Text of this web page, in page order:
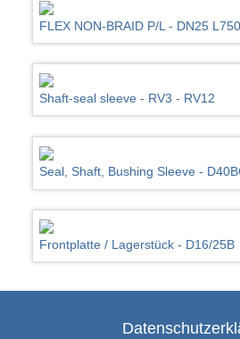
FLEX NON-BRAID P/L - DN25 L750
Shaft-seal sleeve - RV3 - RV12
Seal, Shaft, Bushing Sleeve -
Frontplatte / Lagerstück - D16/25B